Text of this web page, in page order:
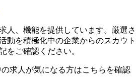
人、機能を提供しています。厳選さ
動を積極化中の企業からのスカウト
をご確認ください。
求人が気になる方はこちらを確認